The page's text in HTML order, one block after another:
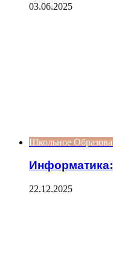
03.06.2025
Школьное
22.12.2025